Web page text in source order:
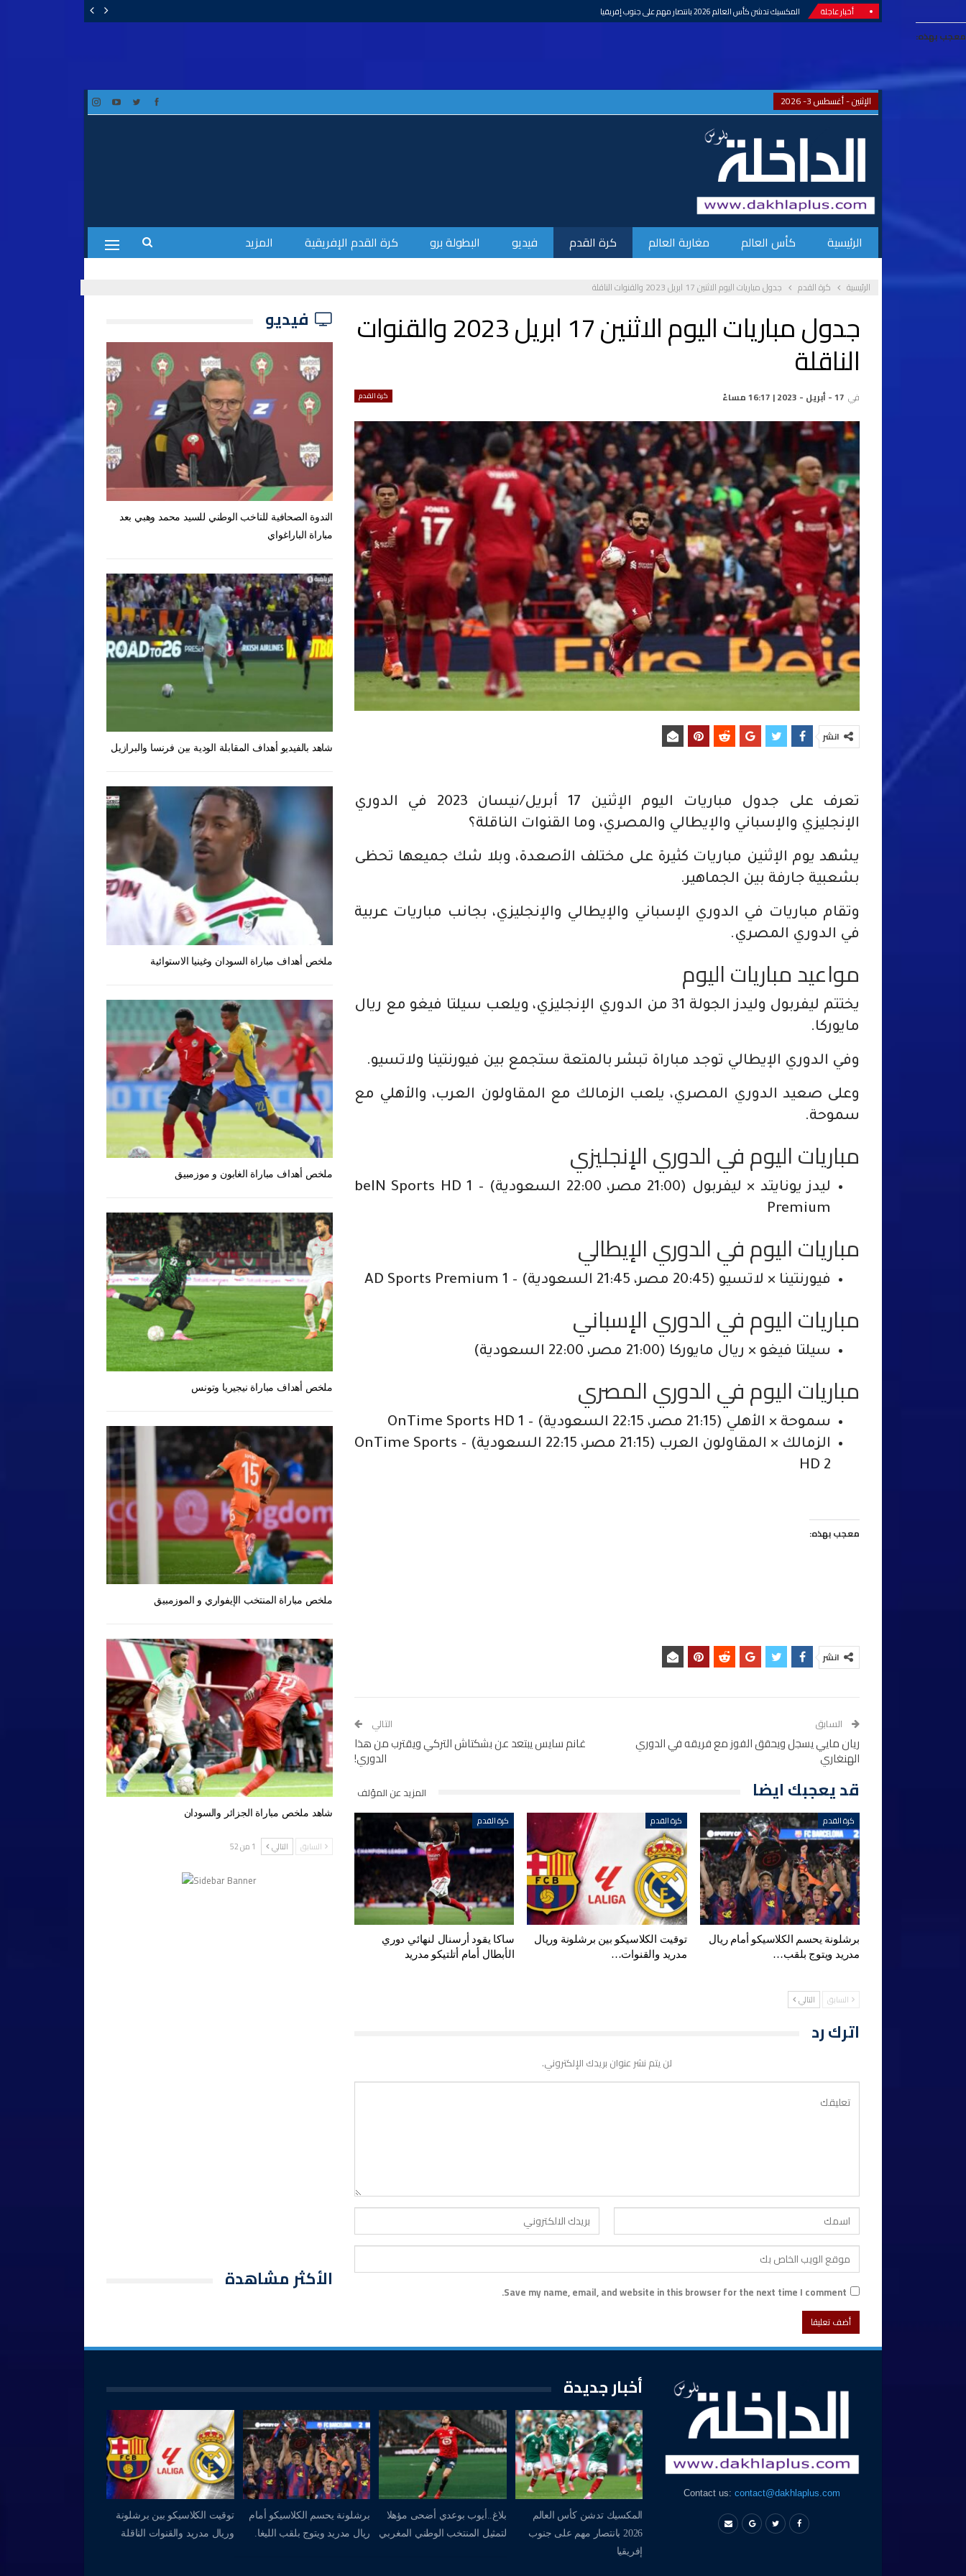
أخبار عاجلة المكسيك تدشن كأس العالم 2026 بانتصار مهم على جنوب إفريقيا
معجب بهذه:
الإثنين - أغسطس 3- 2026
الرئيسية كأس العالم مغاربة العالم كرة القدم فيديو البطولة برو كرة القدم الإفريقية المزيد
الرئيسية كرة القدم جدول مباريات اليوم الاثنين 17 ابريل 2023 والقنوات الناقلة
جدول مباريات اليوم الاثنين 17 ابريل 2023 والقنوات
الناقلة
كرة القدم في 17 - أبريل - 2023 | 16:17 مساءً
انشر
تعرف على جدول مباريات اليوم الإثنين 17 أبريل/نيسان 2023 في الدوري
الإنجليزي والإسباني والإيطالي والمصري، وما القنوات الناقلة؟
يشهد يوم الإثنين مباريات كثيرة على مختلف الأصعدة، وبلا شك جميعها تحظى
بشعبية جارفة بين الجماهير.
وتقام مباريات في الدوري الإسباني والإيطالي والإنجليزي، بجانب مباريات عربية
في الدوري المصري.
مواعيد مباريات اليوم
يختتم ليفربول وليدز الجولة 31 من الدوري الإنجليزي، ويلعب سيلتا فيغو مع ريال
مايوركا.
وفي الدوري الإيطالي توجد مباراة تبشر بالمتعة ستجمع بين فيورنتينا ولاتسيو.
وعلى صعيد الدوري المصري، يلعب الزمالك مع المقاولون العرب، والأهلي مع
سموحة.
مباريات اليوم في الدوري الإنجليزي
ليدز يونايتد × ليفربول (21:00 مصر، 22:00 السعودية) – beIN Sports HD 1
Premium
مباريات اليوم في الدوري الإيطالي
فيورنتينا × لاتسيو (20:45 مصر، 21:45 السعودية) – AD Sports Premium 1
مباريات اليوم في الدوري الإسباني
سيلتا فيغو × ريال مايوركا (21:00 مصر، 22:00 السعودية)
مباريات اليوم في الدوري المصري
سموحة × الأهلي (21:15 مصر، 22:15 السعودية) – OnTime Sports HD 1
الزمالك × المقاولون العرب (21:15 مصر، 22:15 السعودية) – OnTime Sports
HD 2
معجب بهذه:
انشر
السابق
ريان مايي يسجل ويحقق الفوز مع فريقه في الدوري
الهنغاري
التالي
غانم سايس يبتعد عن بشكتاش التركي ويقترب من هذا
الدوري!
قد يعجبك ايضا المزيد عن المؤلف
كرة القدم
برشلونة يحسم الكلاسيكو أمام ريال
مدريد ويتوج بلقب…
كرة القدم
توقيت الكلاسيكو بين برشلونة وريال
مدريد والقنوات…
كرة القدم
ساكا يقود أرسنال لنهائي دوري
الأبطال أمام أتلتيكو مدريد
السابق التالي
اترك رد
لن يتم نشر عنوان بريدك الإلكتروني.
Save my name, email, and website in this browser for the next time I comment.
فيديو
الندوة الصحافية للناخب الوطني للسيد محمد وهبي بعد
مباراة الباراغواي
شاهد بالفيديو أهداف المقابلة الودية بين فرنسا والبرازيل
ملخص أهداف مباراة السودان وغينيا الاستوائية
ملخص أهداف مباراة الغابون و موزمبيق
ملخص أهداف مباراة نيجيريا وتونس
ملخص مباراة المنتخب الإيفواري و الموزمبيق
شاهد ملخص مباراة الجزائر والسودان
السابق التالي 1 من 52
الأكثر مشاهدة
Contact us:contact@dakhlaplus.com
أخبار جديدة
المكسيك تدشن كأس العالم
2026 بانتصار مهم على جنوب
إفريقيا
بلاغ..أيوب بوعدي أضحى مؤهلا
لتمثيل المنتخب الوطني المغربي
برشلونة يحسم الكلاسيكو أمام
ريال مدريد ويتوج بلقب الليغا.
توقيت الكلاسيكو بين برشلونة
وريال مدريد والقنوات الناقلة